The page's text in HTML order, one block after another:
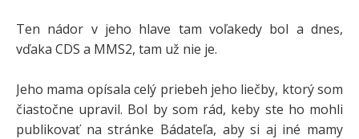
Ten nádor v jeho hlave tam voľakedy bol a dnes,
vďaka CDS a MMS2, tam už nie je.
Jeho mama opísala celý priebeh jeho liečby, ktorý som
čiastočne upravil. Bol by som rád, keby ste ho mohli
publikovať na stránke Bádateľa, aby si aj iné mamy